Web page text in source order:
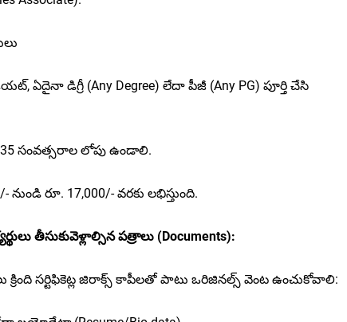
ఏదైనా డిగ్రీ (Any Degree) లేదా పీజీ (Any PG) పూర్తి చేసి
సంవత్సరాల లోపు ఉండాలి.
రూ. 17,000/- వరకు లభిస్తుంది.
తీసుకువెళ్లాల్సిన పత్రాలు (Documents):
క్రింది సర్టిఫికెట్ల జిరాక్స్ కాపీలతో పాటు ఒరిజినల్స్ వెంట ఉంచుకోవాలి: